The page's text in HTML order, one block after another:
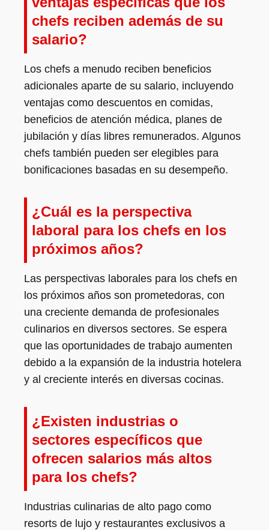
chefs reciben además de su
salario?
Los chefs a menudo reciben beneficios
adicionales aparte de su salario, incluyendo
ventajas como descuentos en comidas,
beneficios de atención médica, planes de
jubilación y días libres remunerados. Algunos
chefs también pueden ser elegibles para
bonificaciones basadas en su desempeño.
¿Cuál es la perspectiva
laboral para los chefs en los
próximos años?
Las perspectivas laborales para los chefs en
los próximos años son prometedoras, con
una creciente demanda de profesionales
culinarios en diversos sectores. Se espera
que las oportunidades de trabajo aumenten
debido a la expansión de la industria hotelera
y al creciente interés en diversas cocinas.
¿Existen industrias o
sectores específicos que
ofrecen salarios más altos
para los chefs?
Industrias culinarias de alto pago como
resorts de lujo y restaurantes exclusivos a